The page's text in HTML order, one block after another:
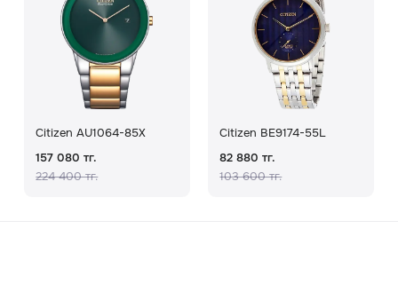
Citizen AU1064-85X
157 080 тг.
224 400 тг.
Citizen BE9174-55L
82 880 тг.
103 600 тг.